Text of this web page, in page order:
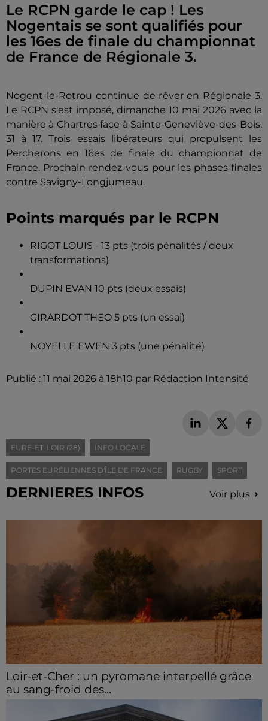
Le RCPN garde le cap ! Les
Nogentais se sont qualifiés pour
les 16es de finale du championnat
de France de Régionale 3.
Nogent-le-Rotrou continue de rêver en Régionale 3.
Le RCPN s'est imposé, dimanche 10 mai 2026 avec la
manière à Chartres face à Sainte-Geneviève-des-Bois,
31 à 17. Trois essais libérateurs qui propulsent les
Percherons en 16es de finale du championnat de
France. Prochain rendez-vous pour les phases finales
contre Savigny-Longjumeau.
Points marqués par le RCPN
RIGOT LOUIS - 13 pts (trois pénalités / deux
transformations)
DUPIN EVAN 10 pts (deux essais)
GIRARDOT THEO 5 pts (un essai)
NOYELLE EWEN 3 pts (une pénalité)
Publié : 11 mai 2026 à 18h10 par Rédaction Intensité
EURE-ET-LOIR (28) INFO LOCALE
PORTES EURÉLIENNES D'ÎLE DE FRANCE RUGBY SPORT
DERNIERES INFOS Voir plus
Loir-et-Cher : un pyromane interpellé grâce
au sang-froid des...
Samedi 25 juillet, plus d'une dizaine de feux de
champs et de sous-bois ont été déclenchés dans le